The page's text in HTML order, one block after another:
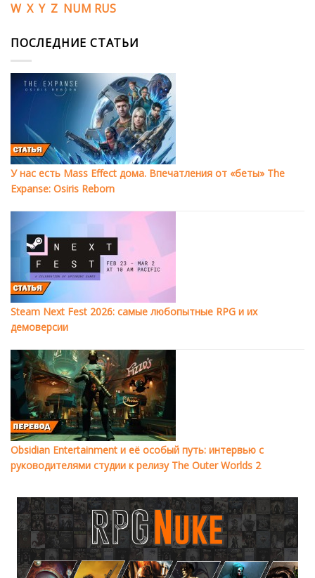
W X Y Z NUM RUS
ПОСЛЕДНИЕ СТАТЬИ
У нас есть Mass Effect дома. Впечатления от «беты» The
Expanse: Osiris Reborn
Steam Next Fest 2026: самые любопытные RPG и их
демоверсии
Obsidian Entertainment и её особый путь: интервью с
руководителями студии к релизу The Outer Worlds 2